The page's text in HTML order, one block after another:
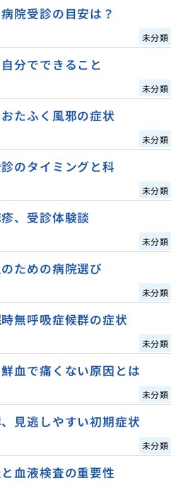
院受診の目安は？
未分類
分でできること
未分類
たふく風邪の症状
未分類
のタイミングと科
未分類
、受診体験談
未分類
ための病院選び
未分類
無呼吸症候群の症状
未分類
血で痛くない原因とは
未分類
見逃しやすい初期症状
未分類
血液検査の重要性